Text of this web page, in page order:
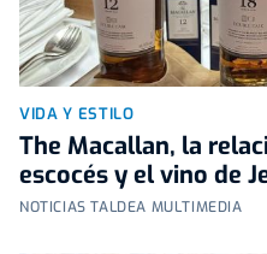
VIDA Y ESTILO
The Macallan, la
escocés y el vino de
NOTICIAS TALDEA MULTIMEDIA